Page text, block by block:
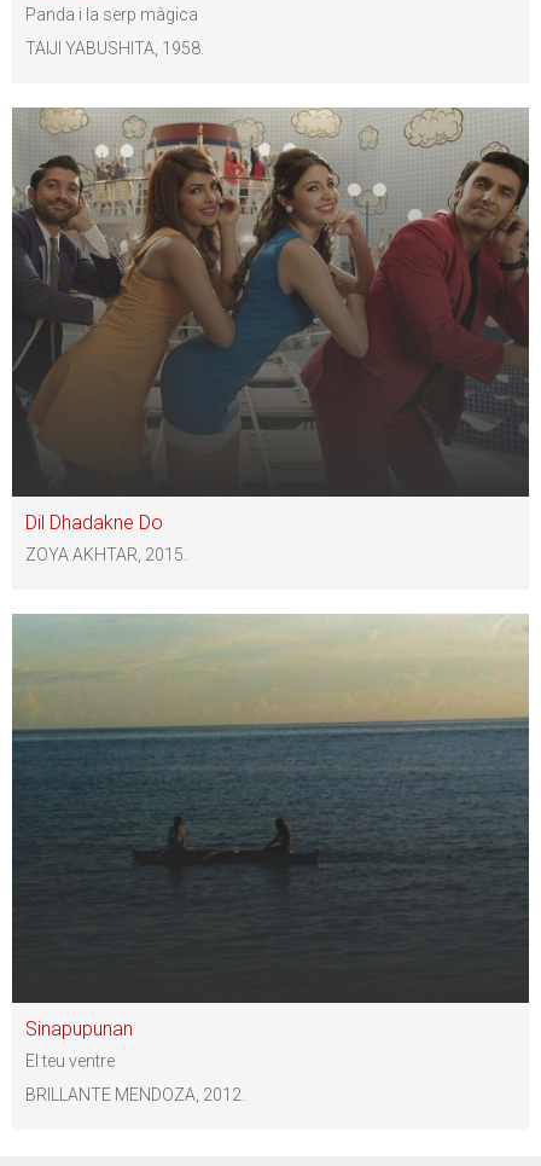
Panda i la serp màgica
TAIJI YABUSHITA, 1958.
Dil Dhadakne Do
ZOYA AKHTAR, 2015.
Sinapupunan
El teu ventre
BRILLANTE MENDOZA, 2012.